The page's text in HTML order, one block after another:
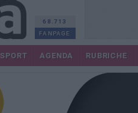
68.713
FANPAGE
SPORT AGENDA RUBRICHE